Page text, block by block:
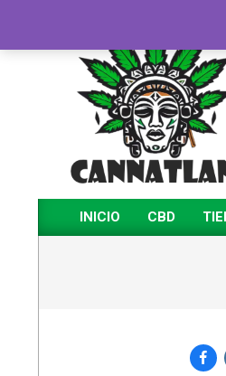
contenido
Menú
INICIO CBD